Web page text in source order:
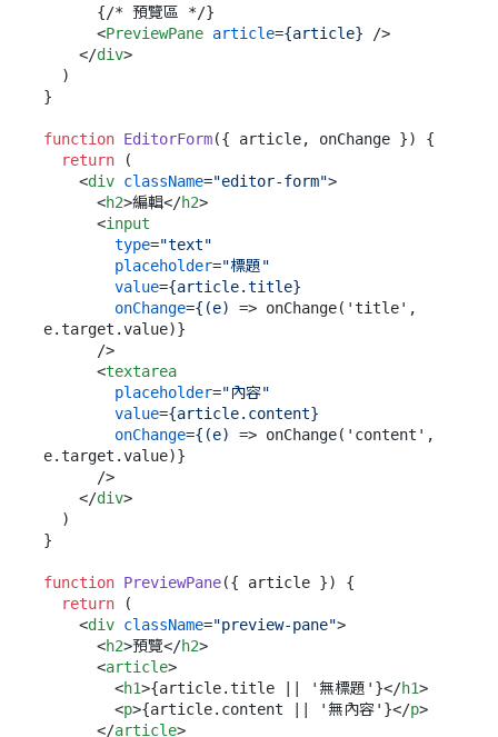
<PreviewPane article={article} />
</div>
}
function EditorForm({ article, onChange }) {
return (
<div className="editor-form">
<h2>編輯</h2>
<input
type="text"
placeholder="標題"
value={article.title}
onChange={(e) => onChange('title',
e.target.value)}
<textarea
placeholder="內容"
value={article.content}
onChange={(e) => onChange('content',
e.target.value)}
</div>
}
function PreviewPane({ article }) {
return (
<div className="preview-pane">
<h2>預覽</h2>
<article>
<h1>{article.title || '無標題'}</h1>
<p>{article.content || '無內容'}</p>
</article>